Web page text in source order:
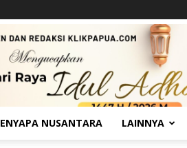
NUSANTARA LAINNYA